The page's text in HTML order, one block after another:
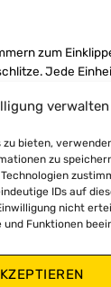
verwalten
bieten,
zu
IDs auf
nicht
und Funktionen
zum
Jede
und
Geruch. Das
ohne die
Linen +
Lavender